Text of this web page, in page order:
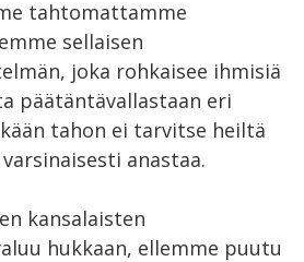
tahtomattamme
sellaisen
joka rohkaisee ihmisiä
päätäntävallastaan eri
tahon ei tarvitse heiltä
anastaa.
kansalaisten
hukkaan, ellemme puutu